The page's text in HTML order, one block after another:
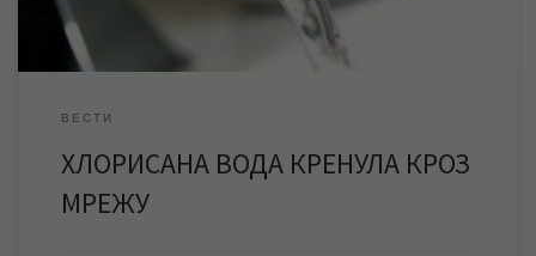
ВЕСТИ
ХЛОРИСАНА ВОДА КРЕНУЛА КРОЗ
МРЕЖУ